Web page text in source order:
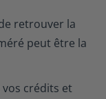
retrouver la
peut être la
vos crédits et